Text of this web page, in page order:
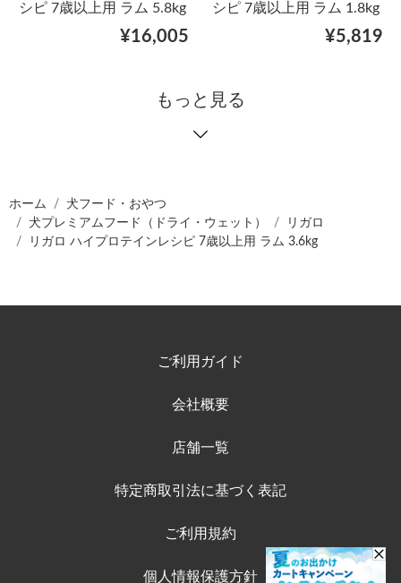
シピ 7歳以上用 ラム 5.8kg
¥16,005
シピ 7歳以上用 ラム 1.8kg
¥5,819
もっと見る
ホーム
犬フード・おやつ
犬プレミアムフード（ドライ・ウェット）
リガロ
リガロ ハイプロテインレシピ 7歳以上用 ラム 3.6kg
ご利用ガイド
会社概要
店舗一覧
特定商取引法に基づく表記
ご利用規約
個人情報保護方針